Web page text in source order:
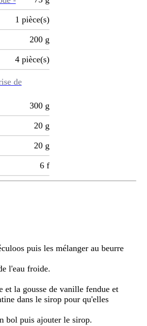
de
1 pièce(s)
200 g
4 pièce(s)
300 g
20 g
20 g
6 f
puis les mélanger au beurre
l'eau froide.
et la gousse de vanille fendue et
dans le sirop pour qu'elles
bol puis ajouter le sirop.